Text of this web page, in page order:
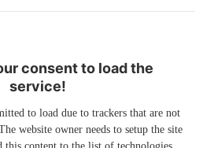
consent to load the
service!
to load due to trackers that are not
website owner needs to setup the site